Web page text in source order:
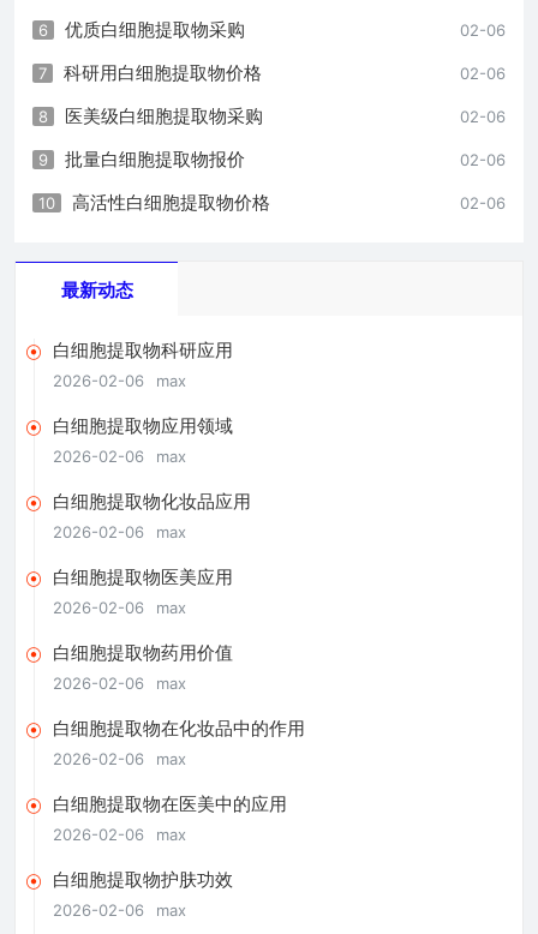
02-06
6 优质白细胞提取物采购
02-06
7 科研用白细胞提取物价格
02-06
8 医美级白细胞提取物采购
02-06
9 批量白细胞提取物报价
02-06
10 高活性白细胞提取物价格
最新动态
白细胞提取物科研应用
2026-02-06 max
白细胞提取物应用领域
2026-02-06 max
白细胞提取物化妆品应用
2026-02-06 max
白细胞提取物医美应用
2026-02-06 max
白细胞提取物药用价值
2026-02-06 max
白细胞提取物在化妆品中的作用
2026-02-06 max
白细胞提取物在医美中的应用
2026-02-06 max
白细胞提取物护肤功效
2026-02-06 max